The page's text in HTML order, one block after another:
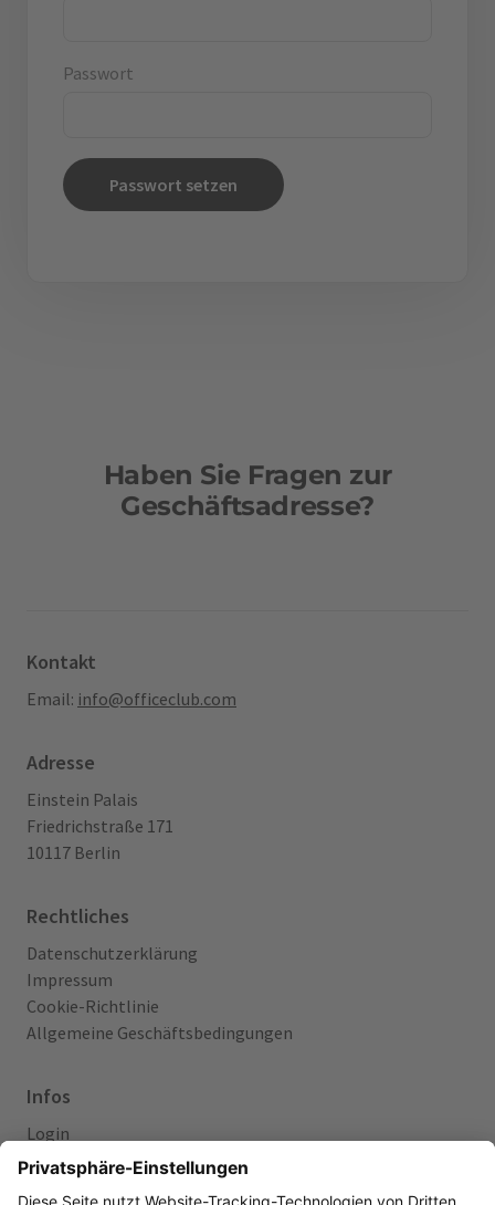
Passwort
Passwort setzen
Haben Sie Fragen zur
Geschäftsadresse?
Kontakt
Email: info@officeclub.com
Adresse
Einstein Palais
Friedrichstraße 171
10117 Berlin
Rechtliches
Datenschutzerklärung
Impressum
Cookie-Richtlinie
Allgemeine Geschäftsbedingungen
Infos
Login